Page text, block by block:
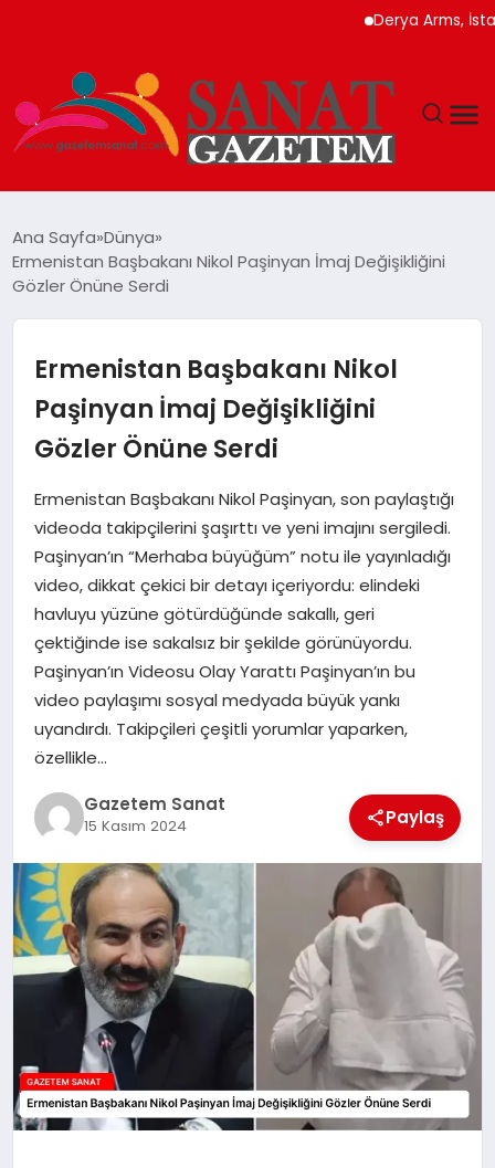
Derya Arms,
TEKNOLOJI
YAŞAM
EKONOMI
SAĞLIK
DÜNYA
EĞITIM
Ana Sayfa Dünya
Ermenistan Başbakanı Nikol Paşinyan İmaj Değişikliğini
Gözler Önüne Serdi
Ermenistan Başbakanı Nikol
Paşinyan İmaj Değişikliğini
Gözler Önüne Serdi
Ermenistan Başbakanı Nikol Paşinyan, son paylaştığı
videoda takipçilerini şaşırttı ve yeni imajını sergiledi.
Paşinyan’ın “Merhaba büyüğüm” notu ile yayınladığı
video, dikkat çekici bir detayı içeriyordu: elindeki
havluyu yüzüne götürdüğünde sakallı, geri
çektiğinde ise sakalsız bir şekilde görünüyordu.
Paşinyan’ın Videosu Olay Yarattı Paşinyan’ın bu
video paylaşımı sosyal medyada büyük yankı
uyandırdı. Takipçileri çeşitli yorumlar yaparken,
özellikle…
Gazetem Sanat
15 Kasım 2024 Paylaş